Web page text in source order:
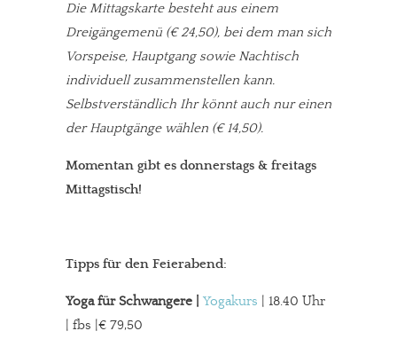
Die Mittagskarte besteht aus einem
Dreigängemenü (€ 24,50), bei dem man sich
Vorspeise, Hauptgang sowie Nachtisch
individuell zusammenstellen kann.
Selbstverständlich Ihr könnt auch nur einen
der Hauptgänge wählen (€ 14,50).
Momentan gibt es donnerstags & freitags
Mittagstisch!
Tipps für den Feierabend:
Yoga für Schwangere | Yogakurs | 18.40 Uhr
| fbs |€ 79,50